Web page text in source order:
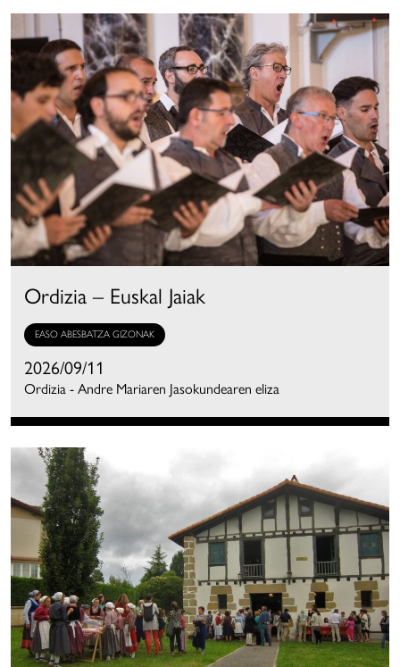
Ordizia – Euskal Jaiak
EASO ABESBATZA GIZONAK
2026/09/11
Ordizia - Andre Mariaren Jasokundearen eliza